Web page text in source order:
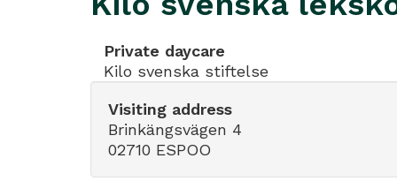
Private daycare
Kilo svenska stiftelse
Visiting address
Brinkängsvägen 4
02710 ESPOO